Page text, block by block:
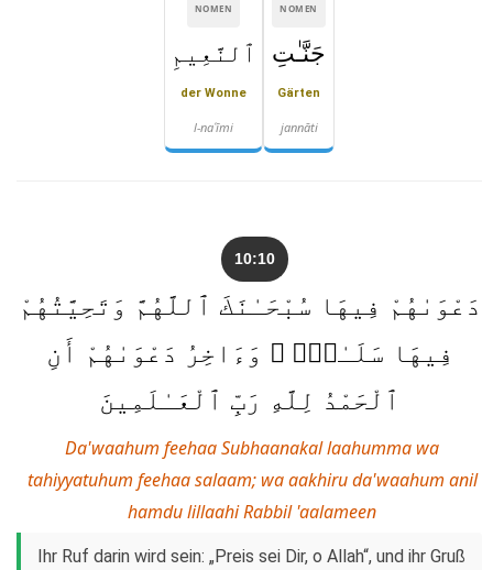
NOMEN
جَنَّـٰتِ
Gärten
jannāti
NOMEN
ٱلنَّعِيمِ
der Wonne
l-naʿīmi
10:10
دَعْوَىٰهُمْ فِيهَا سُبْحَـٰنَكَ ٱللَّهُمَّ وَتَحِيَّتُهُمْ
فِيهَا سَلَـٰمٌۭ ۚ وَءَاخِرُ دَعْوَىٰهُمْ أَنِ
ٱلْحَمْدُ لِلَّهِ رَبِّ ٱلْعَـٰلَمِينَ
Da'waahum feehaa Subhaanakal laahumma wa
tahiyyatuhum feehaa salaam; wa aakhiru da'waahum anil
hamdu lillaahi Rabbil 'aalameen
Ihr Ruf darin wird sein: „Preis sei Dir, o Allah“, und ihr Gruß